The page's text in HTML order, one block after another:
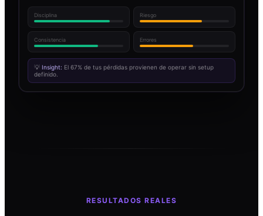
Disciplina Riesgo
Consistencia Errores
💡 Insight: El 67% de tus pérdidas provienen de operar sin setup
definido.
RESULTADOS REALES